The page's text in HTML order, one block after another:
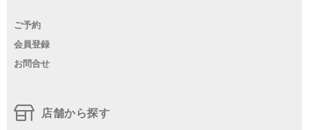
ご予約
会員登録
お問合せ
店舗から探す